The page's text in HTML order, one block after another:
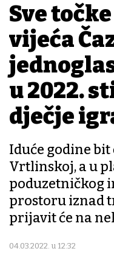
Sve
vijeća
u 2022.
dječje
Iduće godine
Vrtlinskoj, a u
poduzetničkog
prostoru iznad
prijavit će na
04.03.2022. u 12:32